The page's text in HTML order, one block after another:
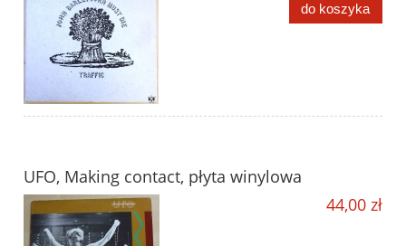
do koszyka
UFO, Making contact, płyta winylowa
44,00 zł